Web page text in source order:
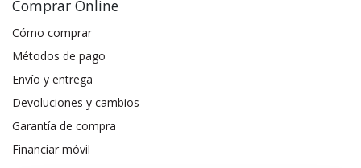
Comprar Online
Cómo comprar
Métodos de pago
Envío y entrega
Devoluciones y cambios
Garantía de compra
Financiar móvil